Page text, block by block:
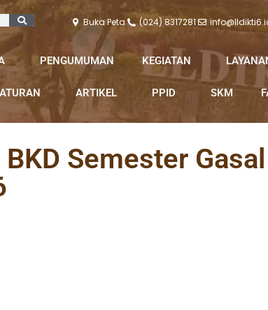
Buka Peta (024) 8317281
PENGUMUMAN KEGIATAN
ARTIKEL PPID SKM
Semester Gasal